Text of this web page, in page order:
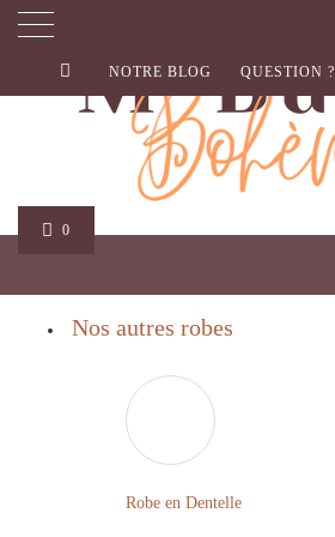
0
NOTRE BLOG QUESTION ?
Nos autres robes
Robe en Dentelle